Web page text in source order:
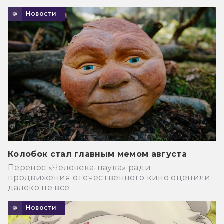
Новости
Колобок стал главным мемом августа
Перенос «Человека-паука» ради
продвижения отечественного кино оценили
далеко не все.
Новости